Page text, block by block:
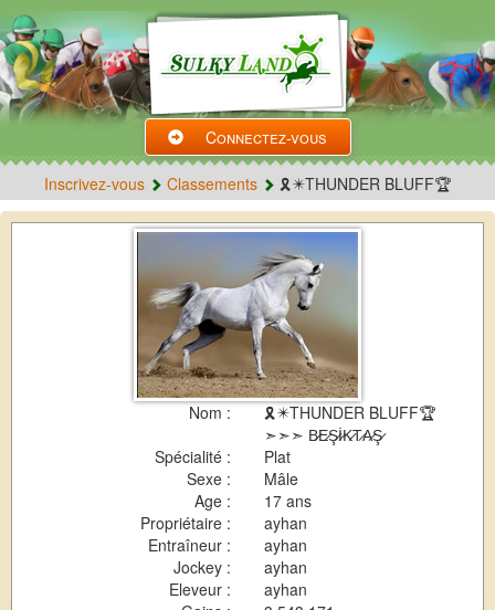
Connectez-vous
Inscrivez-vous Classements 🎗✴THUNDER BLUFF🏆
Nom :
🎗✴THUNDER BLUFF🏆
➣➣➣ B̷E̷Ş̷İ̷K̷T̷A̷Ş̷
Spécialité :
Plat
Sexe :
Mâle
Age :
17 ans
Propriétaire :
ayhan
Entraîneur :
ayhan
Jockey :
ayhan
Eleveur :
ayhan